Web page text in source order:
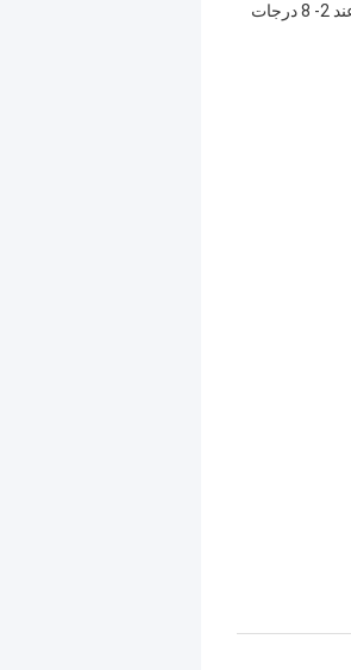
حفرة مجهرية غير مستخدمة إلى كيس الورق المقوى وأغلقها مرة أخرى بالمجفف المقدم في العبوة الأصليةتخزين المجموعة عند 2- 8 درجات